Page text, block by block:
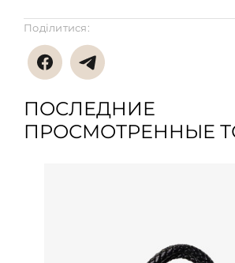
Поділитися:
ПОСЛЕДНИЕ
ПРОСМОТРЕННЫЕ